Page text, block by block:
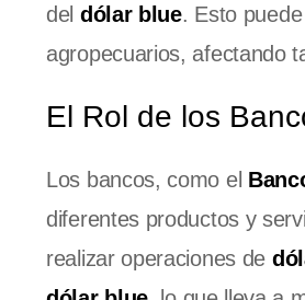
del dólar blue. Esto
agropecuarios, afectando
El Rol de los
Los bancos, como el
diferentes productos y
realizar operaciones de